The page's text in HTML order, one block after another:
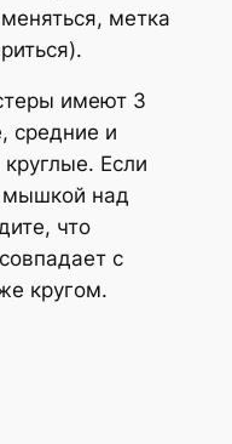
метка
имеют 3
средние и
Если
мышкой над
что
с
кругом.